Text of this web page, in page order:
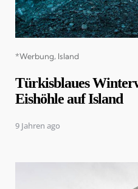
Categories
*Werbung Island
Türkisblaues
Eishöhle auf Island
9 Jahren ago